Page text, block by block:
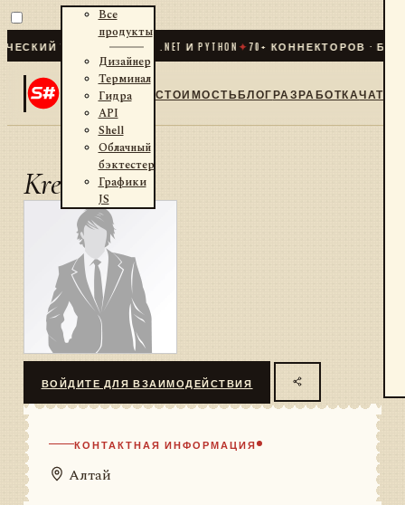
ТРЕЙДИНГ ДЛЯ .NET И PYTHON✦70+ КОННЕКТОРОВ ·
Все
продукты
Дизайнер
Терминал
Гидра
API
Shell
Облачный
бэктестер
Графики
JS
СТОИМОСТЬБЛОГРАЗРАБОТКАЧАТ
Krechet
ВОЙДИТЕ ДЛЯ ВЗАИМОДЕЙСТВИЯ
КОНТАКТНАЯ ИНФОРМАЦИЯ
Алтай